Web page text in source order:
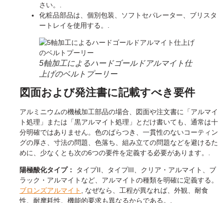
さい。.
化粧品部品は、個別包装、ソフトセパレーター、ブリスタ
ートレイを使用する。.
5軸加工によるハードゴールドアルマイト仕
上げのベルトプーリー
図面および発注書に記載すべき要件
アルミニウムの機械加工部品の場合、図面や注文書に「アルマイ
ト処理」または「黒アルマイト処理」とだけ書いても、通常は十
分明確ではありません。色のばらつき、一貫性のないコーティン
グの厚さ、寸法の問題、色落ち、組み立ての問題などを避けるた
めに、少なくとも次の6つの要件を定義する必要があります。.
陽極酸化タイプ：
タイプII、タイプIII、クリア・アルマイト、ブ
ラック・アルマイトなど、アルマイトの種類を明確に定義する。
ブロンズアルマイト
, なぜなら、工程が異なれば、外観、耐食
性、耐摩耗性、機能的要求も異なるからである。.